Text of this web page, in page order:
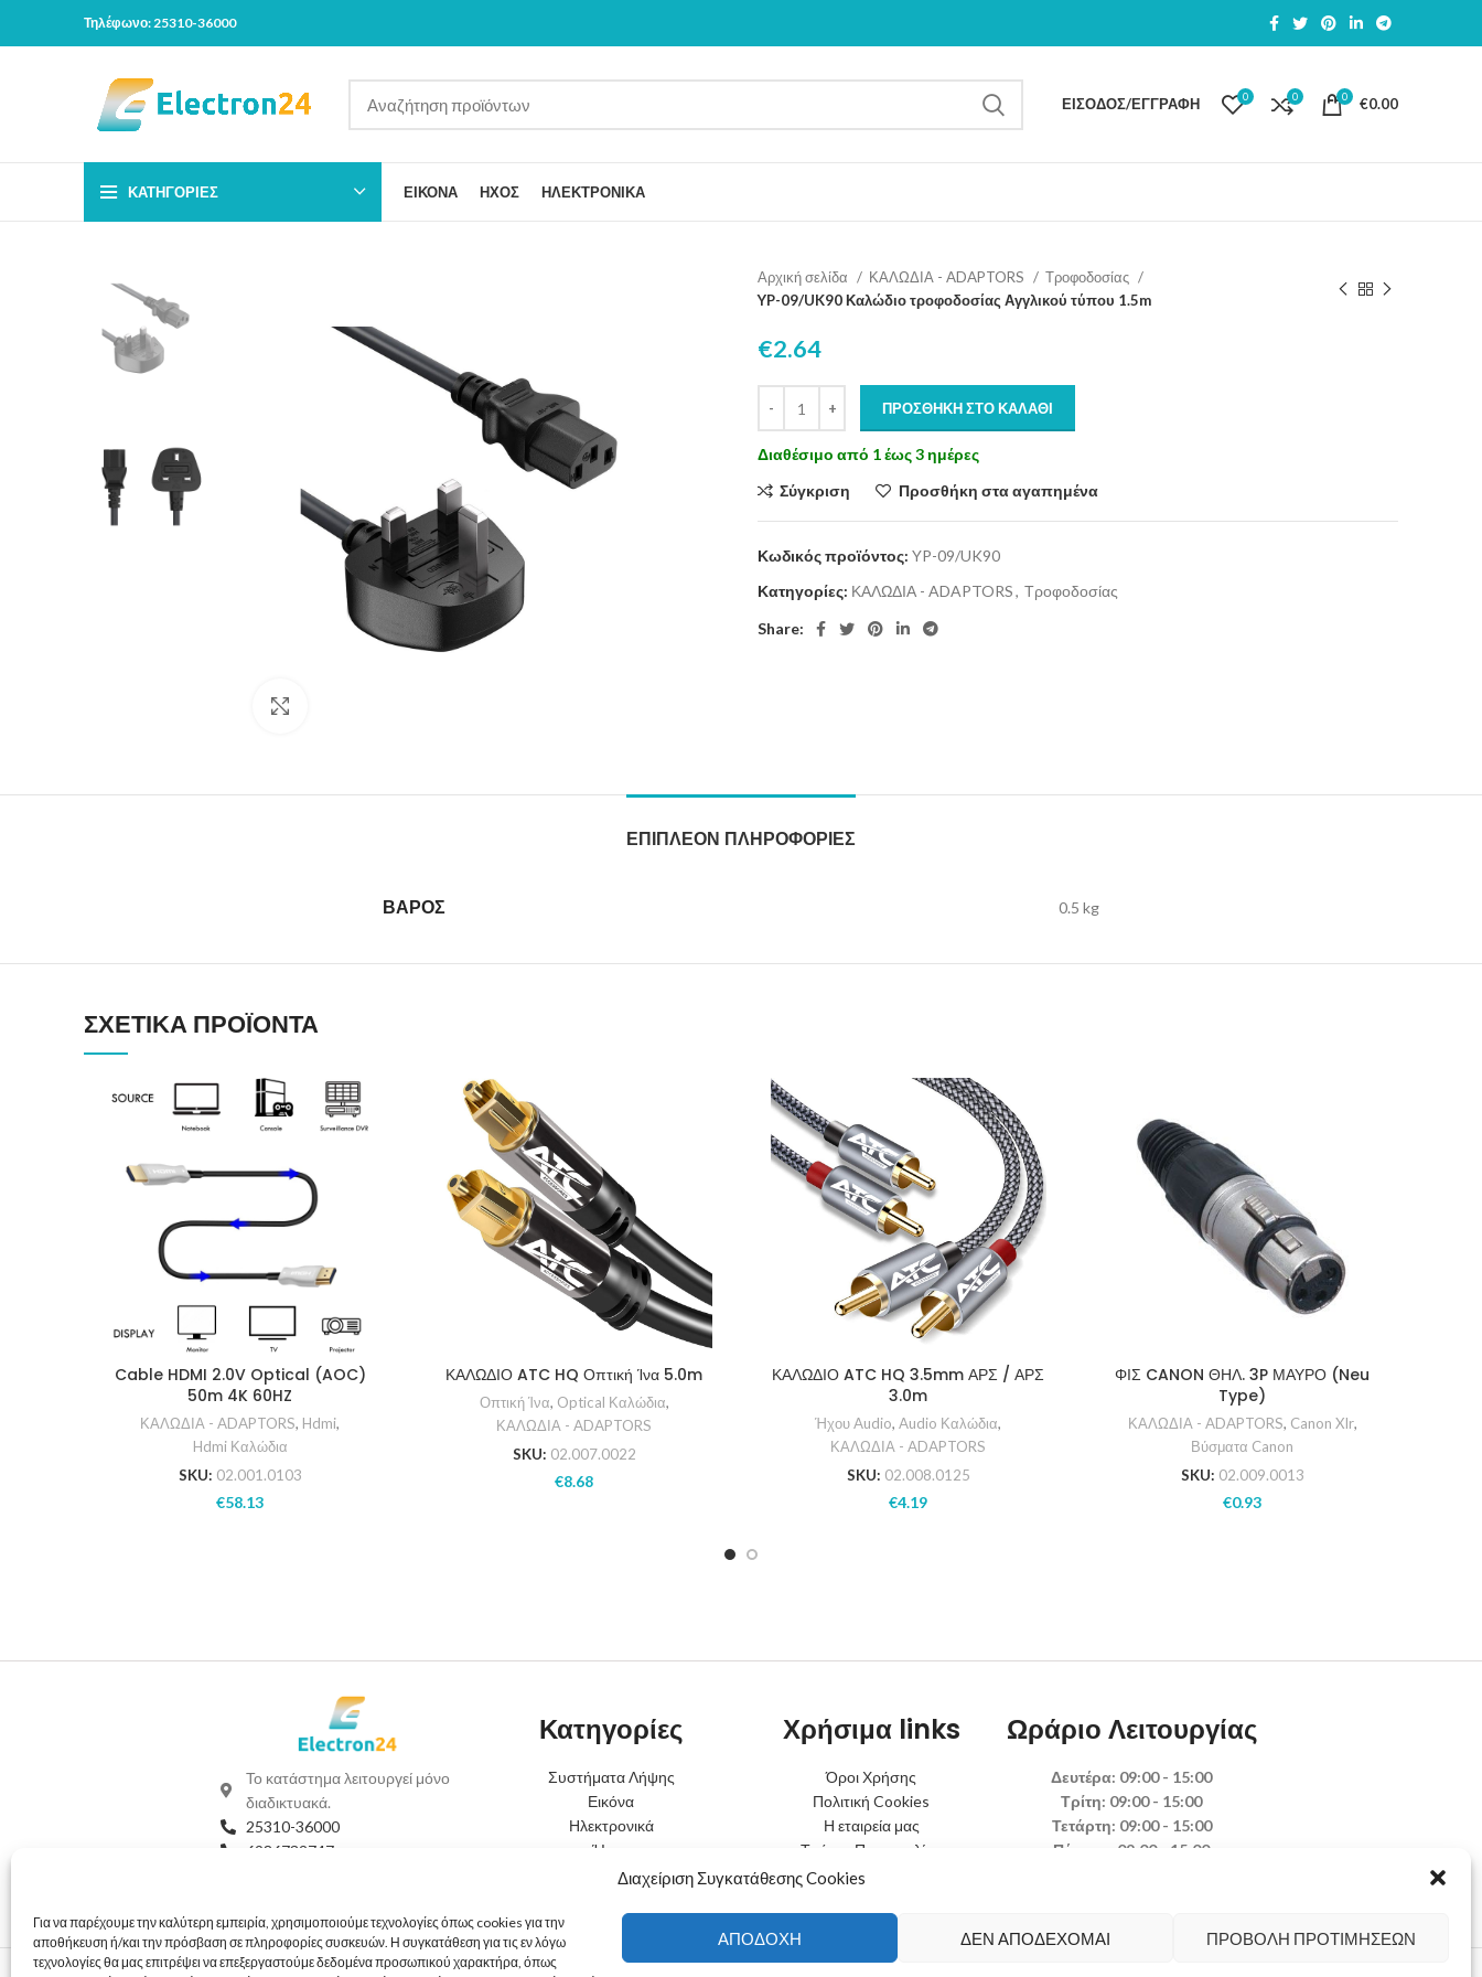
Διαχείριση Συγκατάθεσης Cookies
Για να παρέχουμε την καλύτερη εμπειρία, χρησιμοποιούμε τεχνολογίες όπως cookies για την
αποθήκευση ή/και την πρόσβαση σε πληροφορίες συσκευών. Η συγκατάθεση για τις εν λόγω
τεχνολογίες θα μας επιτρέψει να επεξεργαστούμε δεδομένα προσωπικού χαρακτήρα, όπως
ΑΠΟΔΟΧΉ ΔΕΝ ΑΠΟΔΈΧΟΜΑΙ ΠΡΟΒΟΛΉ ΠΡΟΤΙΜΉΣΕΩΝ
Τηλέφωνο: 25310-36000
ΕΊΣΟΔΟΣ/ΕΓΓΡΑΦΉ 0 0 0 €0.00
ΚΑΤΗΓΟΡΊΕΣ ΕΙΚΟΝΑ ΗΧΟΣ ΗΛΕΚΤΡΟΝΙΚΑ
Αρχική σελίδα ΚΑΛΩΔΙΑ - ADAPTORS
Τροφοδοσίας
YP-09/UK90 Καλώδιο τροφοδοσίας Αγγλικού τύπου 1.5m
€2.64
ΠΡΟΣΘΉΚΗ ΣΤΟ ΚΑΛΆΘΙ
Διαθέσιμο από 1 έως 3 ημέρες
Σύγκριση
Προσθήκη στα αγαπημένα
Κωδικός προϊόντος: YP-09/UK90
Κατηγορίες: ΚΑΛΩΔΙΑ - ADAPTORS, Τροφοδοσίας
Share:
ΕΠΙΠΛΈΟΝ ΠΛΗΡΟΦΟΡΊΕΣ
ΒΆΡΟΣ 0.5 kg
ΣΧΕΤΙΚΆ ΠΡΟΪΌΝΤΑ
Cable HDMI 2.0V Optical (AOC)
50m 4K 60HZ
ΚΑΛΩΔΙΑ - ADAPTORS, Hdmi,
Hdmi Καλώδια
SKU: 02.001.0103
€58.13
ΚΑΛΩΔΙΟ ATC HQ Οπτική Ίνα 5.0m
Οπτική Ίνα, Optical Καλώδια,
ΚΑΛΩΔΙΑ - ADAPTORS
SKU: 02.007.0022
€8.68
ΚΑΛΩΔΙΟ ATC HQ 3.5mm ΑΡΣ / ΑΡΣ
3.0m
Ήχου Audio, Audio Καλώδια,
ΚΑΛΩΔΙΑ - ADAPTORS
SKU: 02.008.0125
€4.19
ΦΙΣ CANON ΘΗΛ. 3P ΜΑΥΡΟ (Neu
Type)
ΚΑΛΩΔΙΑ - ADAPTORS, Canon Xlr,
Βύσματα Canon
SKU: 02.009.0013
€0.93
Το κατάστημα λειτουργεί μόνο
διαδικτυακά.
25310-36000
6986732747
info@electron24.gr
Κατηγορίες
Συστήματα Λήψης
Εικόνα
Ηλεκτρονικά
Ήχος
Φωτισμός
Κινητή Τηλεφωνία
Χρήσιμα links
Όροι Χρήσης
Πολιτική Cookies
Η εταιρεία μας
Τρόποι Παραγγελίας
Τρόποι Αποστολής
Πολιτική Επιστροφών
Ωράριο Λειτουργίας
Δευτέρα: 09:00 - 15:00
Τρίτη: 09:00 - 15:00
Τετάρτη: 09:00 - 15:00
Πέμπτη: 09:00 - 15:00